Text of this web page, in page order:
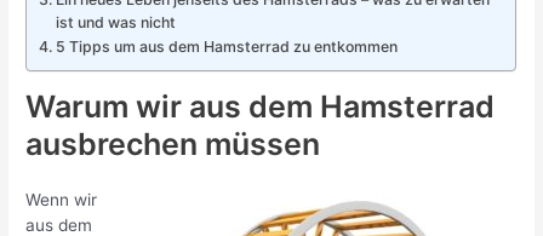
ist und was nicht
5 Tipps um aus dem Hamsterrad zu entkommen
Warum wir aus dem Hamsterrad
ausbrechen müssen
Wenn wir
aus dem